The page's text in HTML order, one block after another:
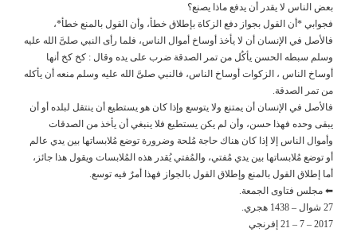
بعض الناس لا يقدر أن يدفع ماذا يصنع؟
فجوابي *أن القول بجواز دفع الزكاة بإطلاق خطأ، وأن القول بالمنع خطأ*،
فالأصل في الإنسان أن لا يأخذ أوساخ أموال الناس، فلما رأى النبي صلىَّ الله عليه
وسلم سبطه الحسن يأكُل من تمر الصدقة ضرب على يده وقال : كخ كخ أنها
أوساخ الناس ، الزكوات أوساخ الناس، فالنبي صلىَّ الله عليه وسلم منعه أن يأكله
من تمر الصدقة.
فالأصل في الإنسان أن يمتنع ولا يتوسع وإذا كان هو يستطيع أن ينتقل لبلده أو أن
يبقى وحده فهذا حسن، وأن لم يكن يستطيع فلا ينبغي أن يأخذ من الصدقات
وأموال الناس إلا إذا كان هناك حاجة مُلحة وضرورة توضع مُلابساتها بين يدي عالم
أو توضع مُلابساتها بين يدي مُفتي، والمُفتي يُقدر هذه المُلابسات ويقول هذا جائز،
أما إطلاق القول بالمنع وإطلاق القول بالجواز فهذا أمرٌ فيه توسع.
⬅ مجلس فتاوى الجمعة.
27 شوال – 1438 هجري.
2017 – 7 – 21 إفرنجي